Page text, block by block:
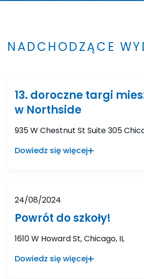
NADCHODZĄCE
13. doroczne targi
w Northside
935 W Chestnut St Suite 305
Dowiedz się więcej
24/08/2024
Powrót do szkoły!
1610 W Howard St, Chicago, IL
Dowiedz się więcej